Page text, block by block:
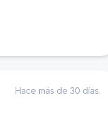
Hace más de 30 días.